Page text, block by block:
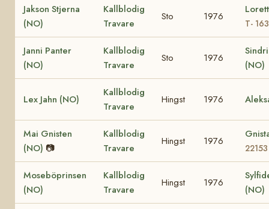
Jakson Stjerna
(NO)
Kallblodig
Travare
Sto 1976
T-
Janni Panter
(NO)
Kallblodig
Travare
Sto 1976
(NO)
Lex Jahn (NO)
Kallblodig
Travare
Hingst 1976
Mai Gnisten
(NO) 📷
Kallblodig
Travare
Hingst 1976
22153
Moseböprinsen
(NO)
Kallblodig
Travare
Hingst 1976
(NO)